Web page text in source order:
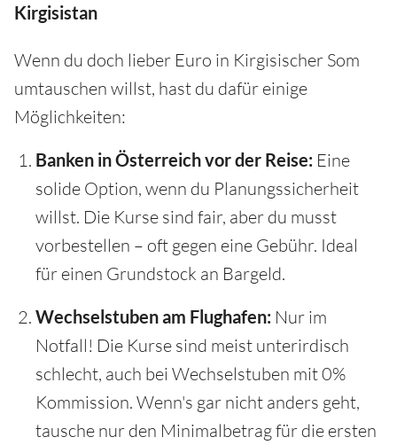
Kirgisistan
Wenn du doch lieber Euro in Kirgisischer Som
umtauschen willst, hast du dafür einige
Möglichkeiten:
Banken in Österreich vor der Reise: Eine
solide Option, wenn du Planungssicherheit
willst. Die Kurse sind fair, aber du musst
vorbestellen – oft gegen eine Gebühr. Ideal
für einen Grundstock an Bargeld.
Wechselstuben am Flughafen: Nur im
Notfall! Die Kurse sind meist unterirdisch
schlecht, auch bei Wechselstuben mit 0%
Kommission. Wenn's gar nicht anders geht,
tausche nur den Minimalbetrag für die ersten